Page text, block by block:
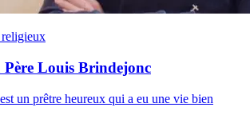
religieux
Père Louis Brindejonc
un prêtre heureux qui a eu une vie bien